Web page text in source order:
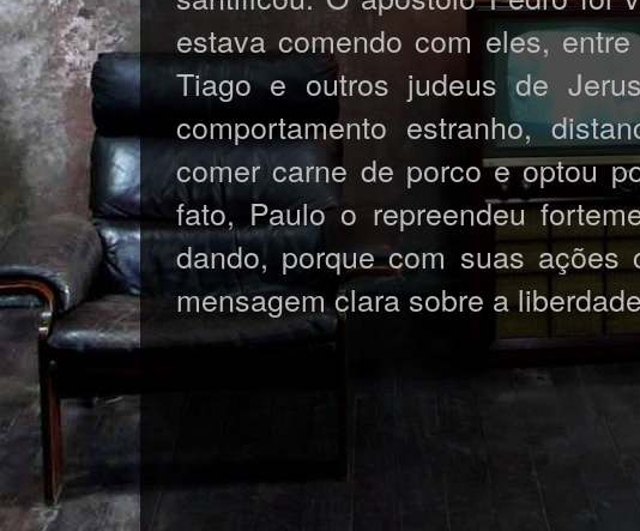
estava comendo com eles,
Tiago e outros judeus de
comportamento estranho,
comer carne de porco e optou
fato, Paulo o repreendeu
dando, porque com suas
mensagem clara sobre a